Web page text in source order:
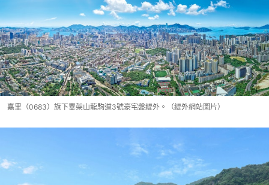
嘉里（0683）旗下畢架山龍駒道3號豪宅盤緹外。（緹外網站圖片）